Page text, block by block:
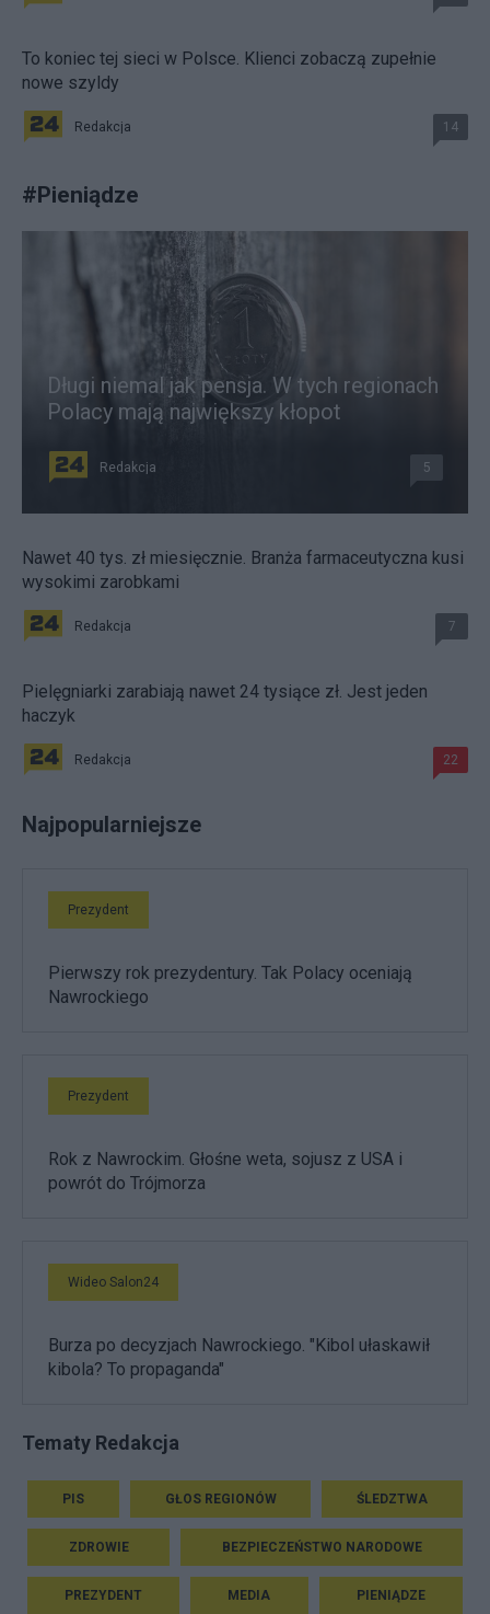
To koniec tej sieci w Polsce. Klienci zobaczą zupełnie
nowe szyldy
Redakcja 14
#Pieniądze
Długi niemal jak pensja. W tych regionach
Polacy mają największy kłopot
Redakcja 5
Nawet 40 tys. zł miesięcznie. Branża farmaceutyczna kusi
wysokimi zarobkami
Redakcja 7
Pielęgniarki zarabiają nawet 24 tysiące zł. Jest jeden
haczyk
Redakcja 22
Najpopularniejsze
Prezydent
Pierwszy rok prezydentury. Tak Polacy oceniają
Nawrockiego
Prezydent
Rok z Nawrockim. Głośne weta, sojusz z USA i
powrót do Trójmorza
Wideo Salon24
Burza po decyzjach Nawrockiego. "Kibol ułaskawił
kibola? To propaganda"
Tematy Redakcja
PIS GŁOS REGIONÓW ŚLEDZTWA
ZDROWIE BEZPIECZEŃSTWO NARODOWE
PREZYDENT MEDIA PIENIĄDZE